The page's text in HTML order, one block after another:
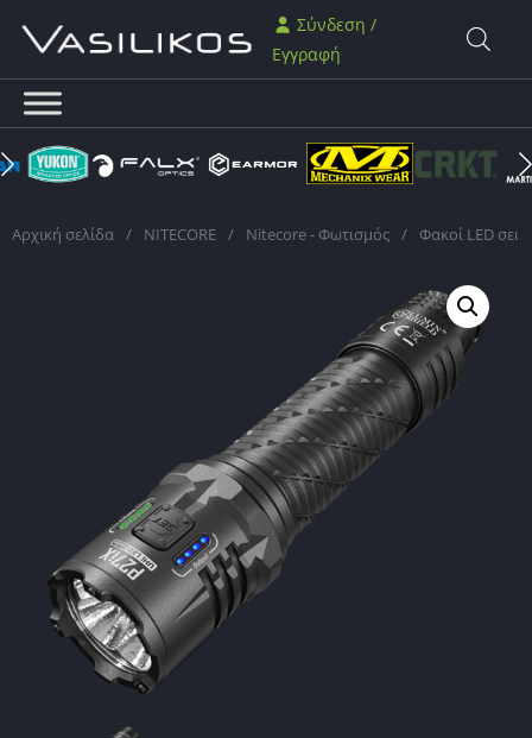
Σύνδεση /
Εγγραφή
Αρχική σελίδα / NITECORE / Nitecore - Φωτισμός / Φακοί LED